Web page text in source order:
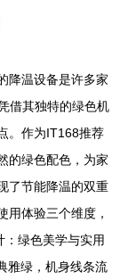
降温设备是许多家
借其独特的绿色机
。作为IT168推荐
的绿色配色，为家
了节能降温的双重
用体验三个维度，
绿色美学与实用
雅绿，机身线条流